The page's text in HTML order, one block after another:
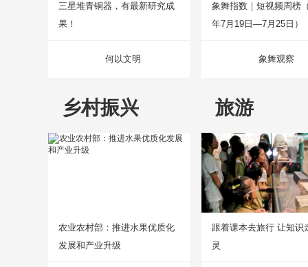
三星堆青铜器，有最新研究成
果！
何以文明
象舞指数｜短视频周榜
年7月19日—7月25日）
象舞观察
乡村振兴
农业农村部：推进水果优质化
发展和产业升级
旅游
跟着课本去旅行 让知识
灵